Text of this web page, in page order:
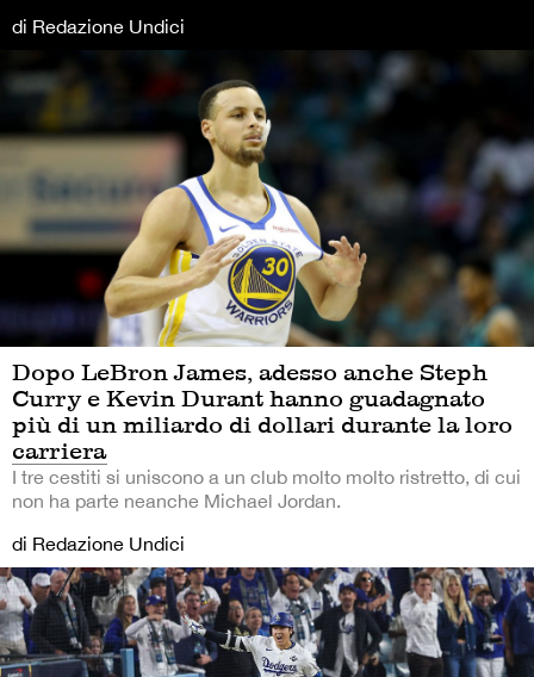
di Redazione Undici
Dopo LeBron James, adesso anche Steph
Curry e Kevin Durant hanno guadagnato
più di un miliardo di dollari durante la loro
carriera
I tre cestiti si uniscono a un club molto molto ristretto, di cui
non ha parte neanche Michael Jordan.
di Redazione Undici